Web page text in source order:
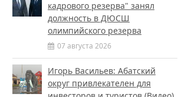
кадрового резерва" занял
должность в ДЮСШ
олимпийского резерва
07 августа 2026
Игорь Васильев: Абатский
округ привлекателен для